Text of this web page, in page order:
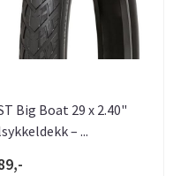
Big Boat 29 x 2.40"
– ...